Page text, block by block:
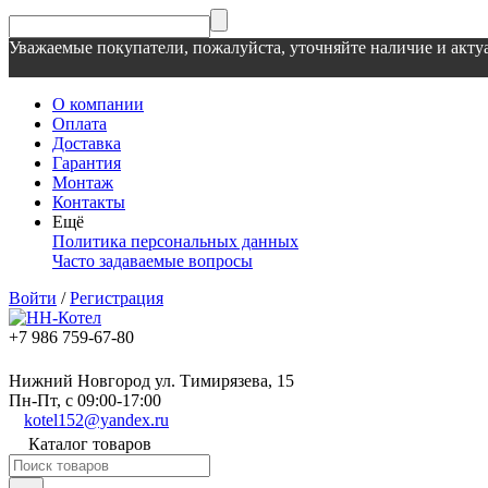
Уважаемые покупатели, пожалуйста, уточняйте наличие и
О компании
Оплата
Доставка
Гарантия
Монтаж
Контакты
Ещё
Политика персональных данных
Часто задаваемые вопросы
Войти /Регистрация
+7 986 759-67-80
Нижний Новгород ул. Тимирязева, 15
Пн-Пт, с 09:00-17:00
kotel152@yandex.ru
Каталог товаров